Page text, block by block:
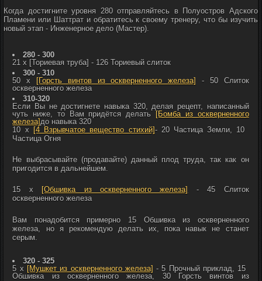
Когда достигните уровня 280 отправляйтесь в Полуостров Адского
Пламени или Шаттрат и обратитесь к своему тренеру, что бы изучить
новый этап - Инженерное дело (Мастер).
280 - 300
21 x [Ториевая труба] - 126Ториевый слиток
300 - 310
50 x
[Горсть винтов из оскверненного железа] - 50 Слиток
оскверненного железа
310-320
Если Вы не достигнете навыка 320, делая рецепт, написанный
чуть ниже, то Вам придётся делать [Бомба из оскверненного
железа]до навыка 320
10 x
[4 Взрывчатое вещество стихий]- 20 Частица Земли, 10
Частица Огня
Не выбрасывайте (продавайте) данный плод труда, так как он
пригодится в дальнейшем.
15 x [Обшивка из оскверненного железа] - 45 Слиток
оскверненного железа
Вам понадобится примерно 15 Обшивка из оскверненного
железа, но я рекомендую делать их, пока навык не станет
серым.
320 - 325
5 x [Мушкет из оскверненного железа] - 5 Прочный приклад, 15
Обшивка из оскверненного железа, 30 Горсть винтов из